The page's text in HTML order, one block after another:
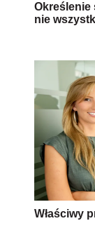
Określenie
nie
Właściwy